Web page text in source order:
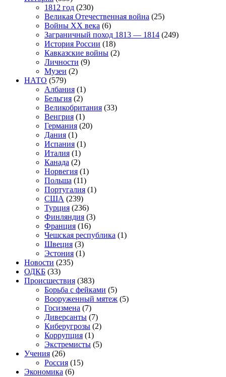
1812 год (230)
Великая Отечественная война (25)
Войны XX века (6)
Заграничный поход 1813 — 1814 (249)
История России (18)
Кавказские войны (2)
Личности (9)
Музеи (2)
НАТО (579)
Албания (1)
Бельгия (2)
Великобритания (33)
Венгрия (1)
Германия (20)
Дания (1)
Испания (1)
Италия (1)
Канада (2)
Норвегия (1)
Польша (11)
Португалия (1)
США (239)
Турция (236)
Финляндия (3)
Франция (16)
Чешская республика (1)
Швеция (3)
Эстония (1)
Новости (235)
ОДКБ (33)
Происшествия (383)
Борьба с фейками (5)
Вооруженный мятеж (5)
Госизмена (7)
Диверсанты (7)
Киберугрозы (2)
Коррупция (1)
Экстремисты (5)
Учения (26)
Россия (15)
Экономика (6)